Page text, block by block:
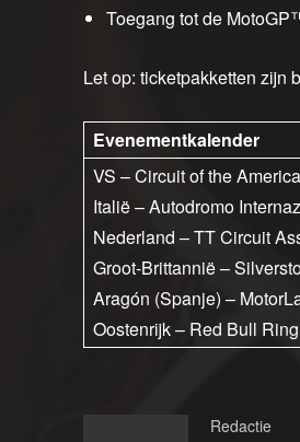
Toegang tot de
Let op: ticketpakketten zijn
Evenementkalender
VS – Circuit of the
Italië – Autodromo
Nederland – TT Circuit
Groot-Brittannië –
Aragón (Spanje) –
Oostenrijk – Red Bull
Redactie